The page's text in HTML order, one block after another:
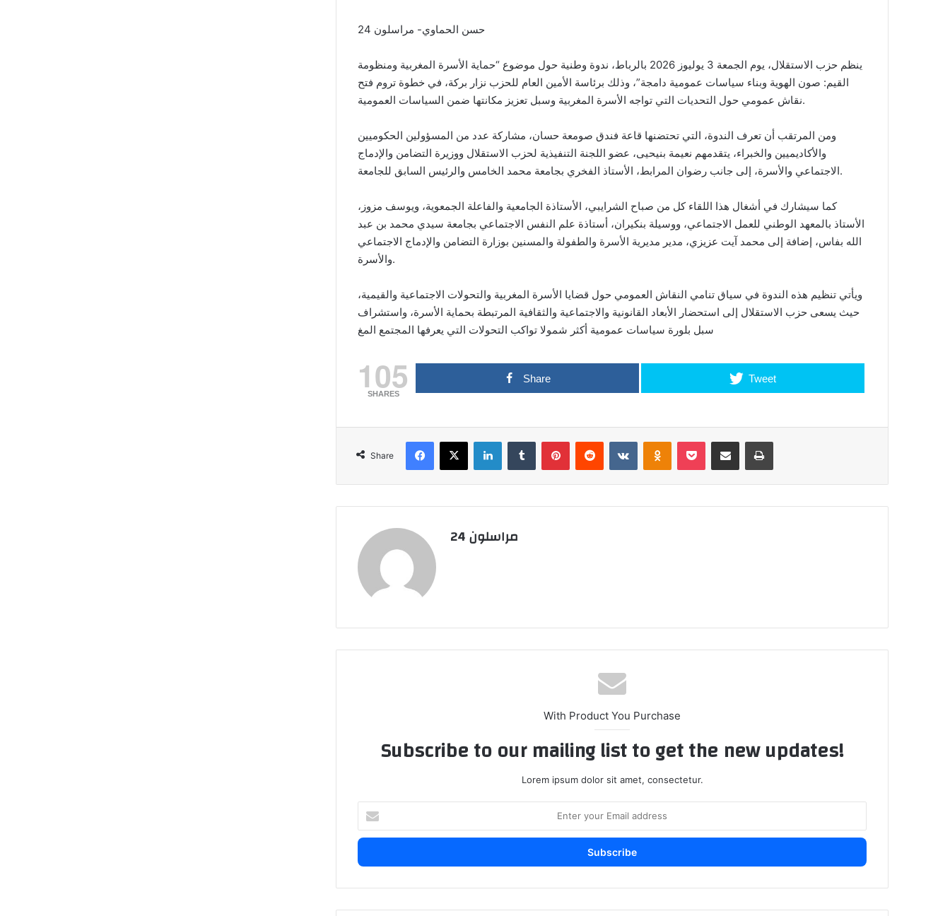
حسن الحماوي- مراسلون 24
ينظم حزب الاستقلال، يوم الجمعة 3 يوليوز 2026 بالرباط، ندوة وطنية حول موضوع “حماية الأسرة المغربية ومنظومة
القيم: صون الهوية وبناء سياسات عمومية دامجة”، وذلك برئاسة الأمين العام للحزب نزار بركة، في خطوة تروم فتح
نقاش عمومي حول التحديات التي تواجه الأسرة المغربية وسبل تعزيز مكانتها ضمن السياسات العمومية.
ومن المرتقب أن تعرف الندوة، التي تحتضنها قاعة فندق صومعة حسان، مشاركة عدد من المسؤولين الحكوميين
والأكاديميين والخبراء، يتقدمهم نعيمة بنيحيى، عضو اللجنة التنفيذية لحزب الاستقلال ووزيرة التضامن والإدماج
الاجتماعي والأسرة، إلى جانب رضوان المرابط، الأستاذ الفخري بجامعة محمد الخامس والرئيس السابق للجامعة.
كما سيشارك في أشغال هذا اللقاء كل من صباح الشرايبي، الأستاذة الجامعية والفاعلة الجمعوية، ويوسف مزوز،
الأستاذ بالمعهد الوطني للعمل الاجتماعي، ووسيلة بنكيران، أستاذة علم النفس الاجتماعي بجامعة سيدي محمد بن عبد
الله بفاس، إضافة إلى محمد آيت عزيزي، مدير مديرية الأسرة والطفولة والمسنين بوزارة التضامن والإدماج الاجتماعي
والأسرة.
ويأتي تنظيم هذه الندوة في سياق تنامي النقاش العمومي حول قضايا الأسرة المغربية والتحولات الاجتماعية والقيمية،
حيث يسعى حزب الاستقلال إلى استحضار الأبعاد القانونية والاجتماعية والثقافية المرتبطة بحماية الأسرة، واستشراف
سبل بلورة سياسات عمومية أكثر شمولا تواكب التحولات التي يعرفها المجتمع المغ
105
SHARES
Share Tweet
Share
مراسلون 24
With Product You Purchase
Subscribe to our mailing list to get the new updates!
Lorem ipsum dolor sit amet, consectetur.
t
r
u